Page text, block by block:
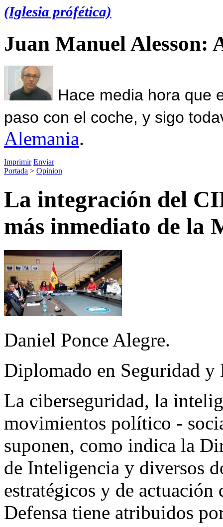
(Iglesia prófética)
Juan Manuel Alesson:
Hace media hora que
paso con el coche, y sigo
Alemania.
Imprimir Enviar
Portada > Opinion
La integración del
más inmediato de la
Daniel Ponce Alegre.
Diplomado en Seguridad y
La ciberseguridad, la
movimientos político -
suponen, como indica la
de Inteligencia y diversos
estratégicos y de
Defensa tiene atribuidos